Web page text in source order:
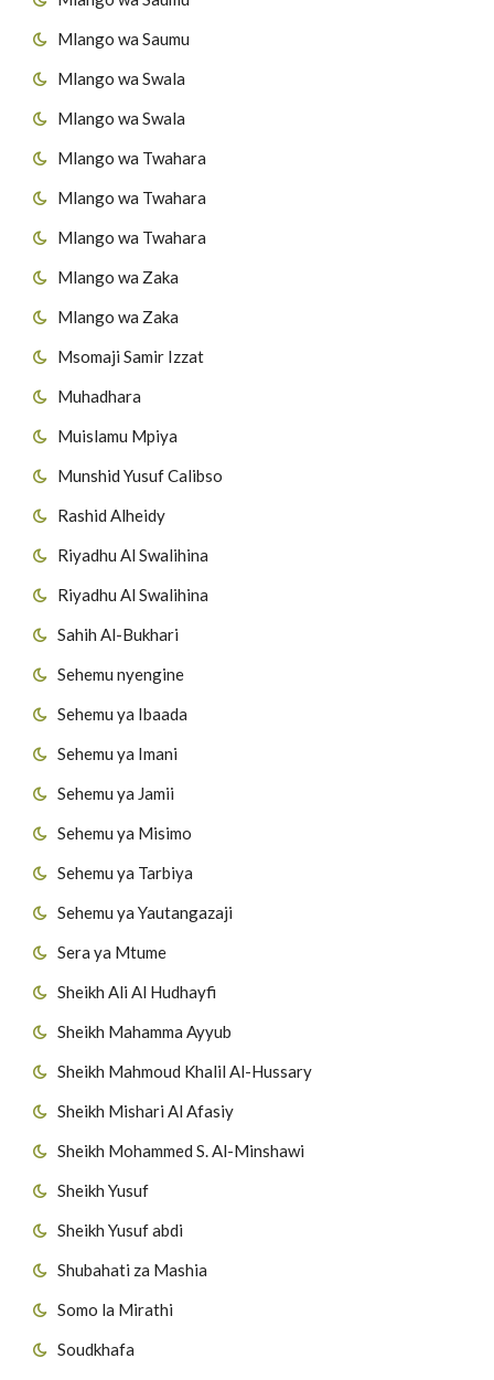
Mlango wa Saumu
Mlango wa Swala
Mlango wa Swala
Mlango wa Twahara
Mlango wa Twahara
Mlango wa Twahara
Mlango wa Zaka
Mlango wa Zaka
Msomaji Samir Izzat
Muhadhara
Muislamu Mpiya
Munshid Yusuf Calibso
Rashid Alheidy
Riyadhu Al Swalihina
Riyadhu Al Swalihina
Sahih Al-Bukhari
Sehemu nyengine
Sehemu ya Ibaada
Sehemu ya Imani
Sehemu ya Jamii
Sehemu ya Misimo
Sehemu ya Tarbiya
Sehemu ya Yautangazaji
Sera ya Mtume
Sheikh Ali Al Hudhayfi
Sheikh Mahamma Ayyub
Sheikh Mahmoud Khalil Al-Hussary
Sheikh Mishari Al Afasiy
Sheikh Mohammed S. Al-Minshawi
Sheikh Yusuf
Sheikh Yusuf abdi
Shubahati za Mashia
Somo la Mirathi
Soudkhafa